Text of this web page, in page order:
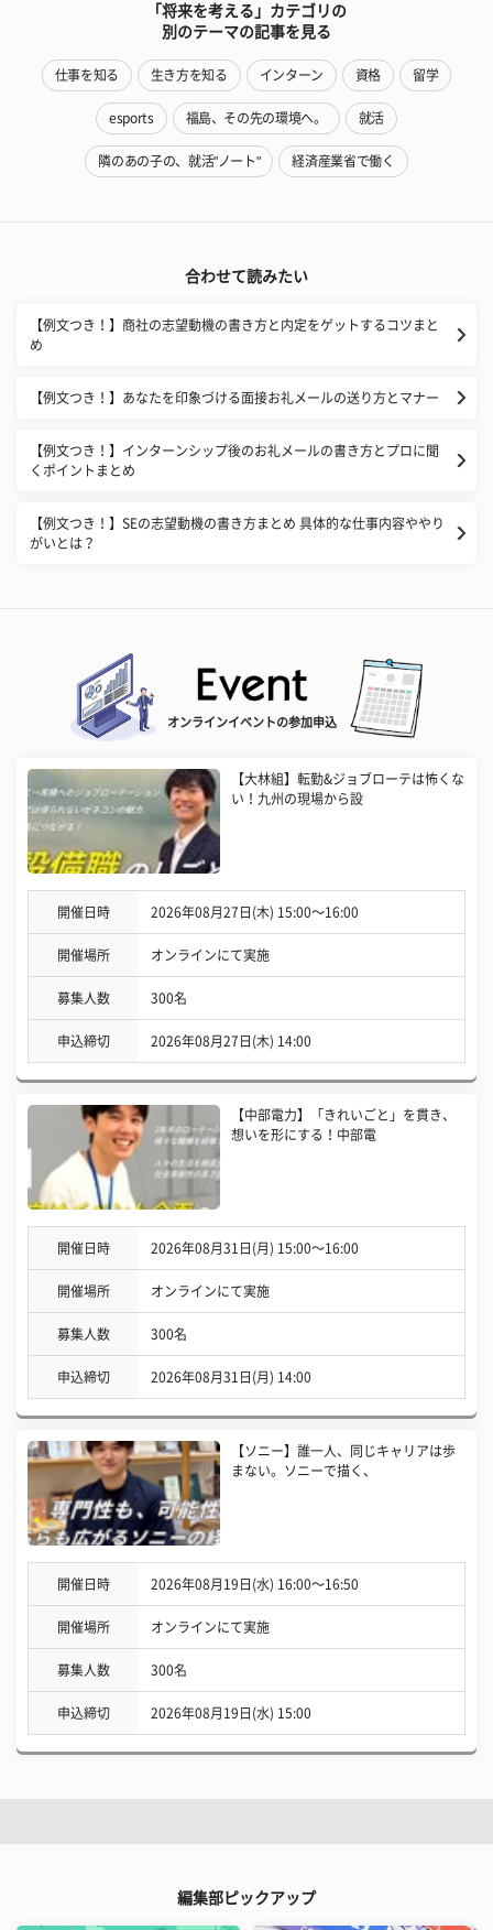
「将来を考える」カテゴリの
別のテーマの記事を見る
仕事を知る 生き方を知る インターン 資格 留学
esports 福島、その先の環境へ。 就活
隣のあの子の、就活"ノート" 経済産業省で働く
合わせて読みたい
【例文つき！】商社の志望動機の書き方と内定をゲットするコツまと
め
【例文つき！】あなたを印象づける面接お礼メールの送り方とマナー
【例文つき！】インターンシップ後のお礼メールの書き方とプロに聞
くポイントまとめ
【例文つき！】SEの志望動機の書き方まとめ 具体的な仕事内容ややり
がいとは？
オンラインイベントの参加申込
【大林組】転勤&ジョブローテは怖くな
い！九州の現場から設
開催日時 2026年08月27日(木) 15:00〜16:00
開催場所 オンラインにて実施
募集人数 300名
申込締切 2026年08月27日(木) 14:00
【中部電力】「きれいごと」を貫き、
想いを形にする！中部電
開催日時 2026年08月31日(月) 15:00〜16:00
開催場所 オンラインにて実施
募集人数 300名
申込締切 2026年08月31日(月) 14:00
【ソニー】誰一人、同じキャリアは歩
まない。ソニーで描く、
開催日時 2026年08月19日(水) 16:00〜16:50
開催場所 オンラインにて実施
募集人数 300名
申込締切 2026年08月19日(水) 15:00
編集部ピックアップ